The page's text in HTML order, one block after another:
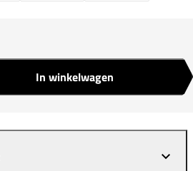
In winkelwagen